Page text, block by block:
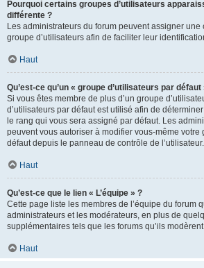
Pourquoi certains groupes d’utilisateurs
différente ?
Les administrateurs du forum peuvent assigner une
groupe d’utilisateurs afin de faciliter leur
Haut
Qu’est-ce qu’un « groupe d’utilisateurs par défaut
Si vous êtes membre de plus d’un groupe
d’utilisateurs par défaut est utilisé afin de
le rang qui vous sera assigné par défaut. Les
peuvent vous autoriser à modifier vous-même votre
défaut depuis le panneau de contrôle de l’utilisateur.
Haut
Qu’est-ce que le lien « L’équipe » ?
Cette page liste les membres de l’équipe du forum
administrateurs et les modérateurs, en plus de
supplémentaires tels que les forums qu’ils
Haut